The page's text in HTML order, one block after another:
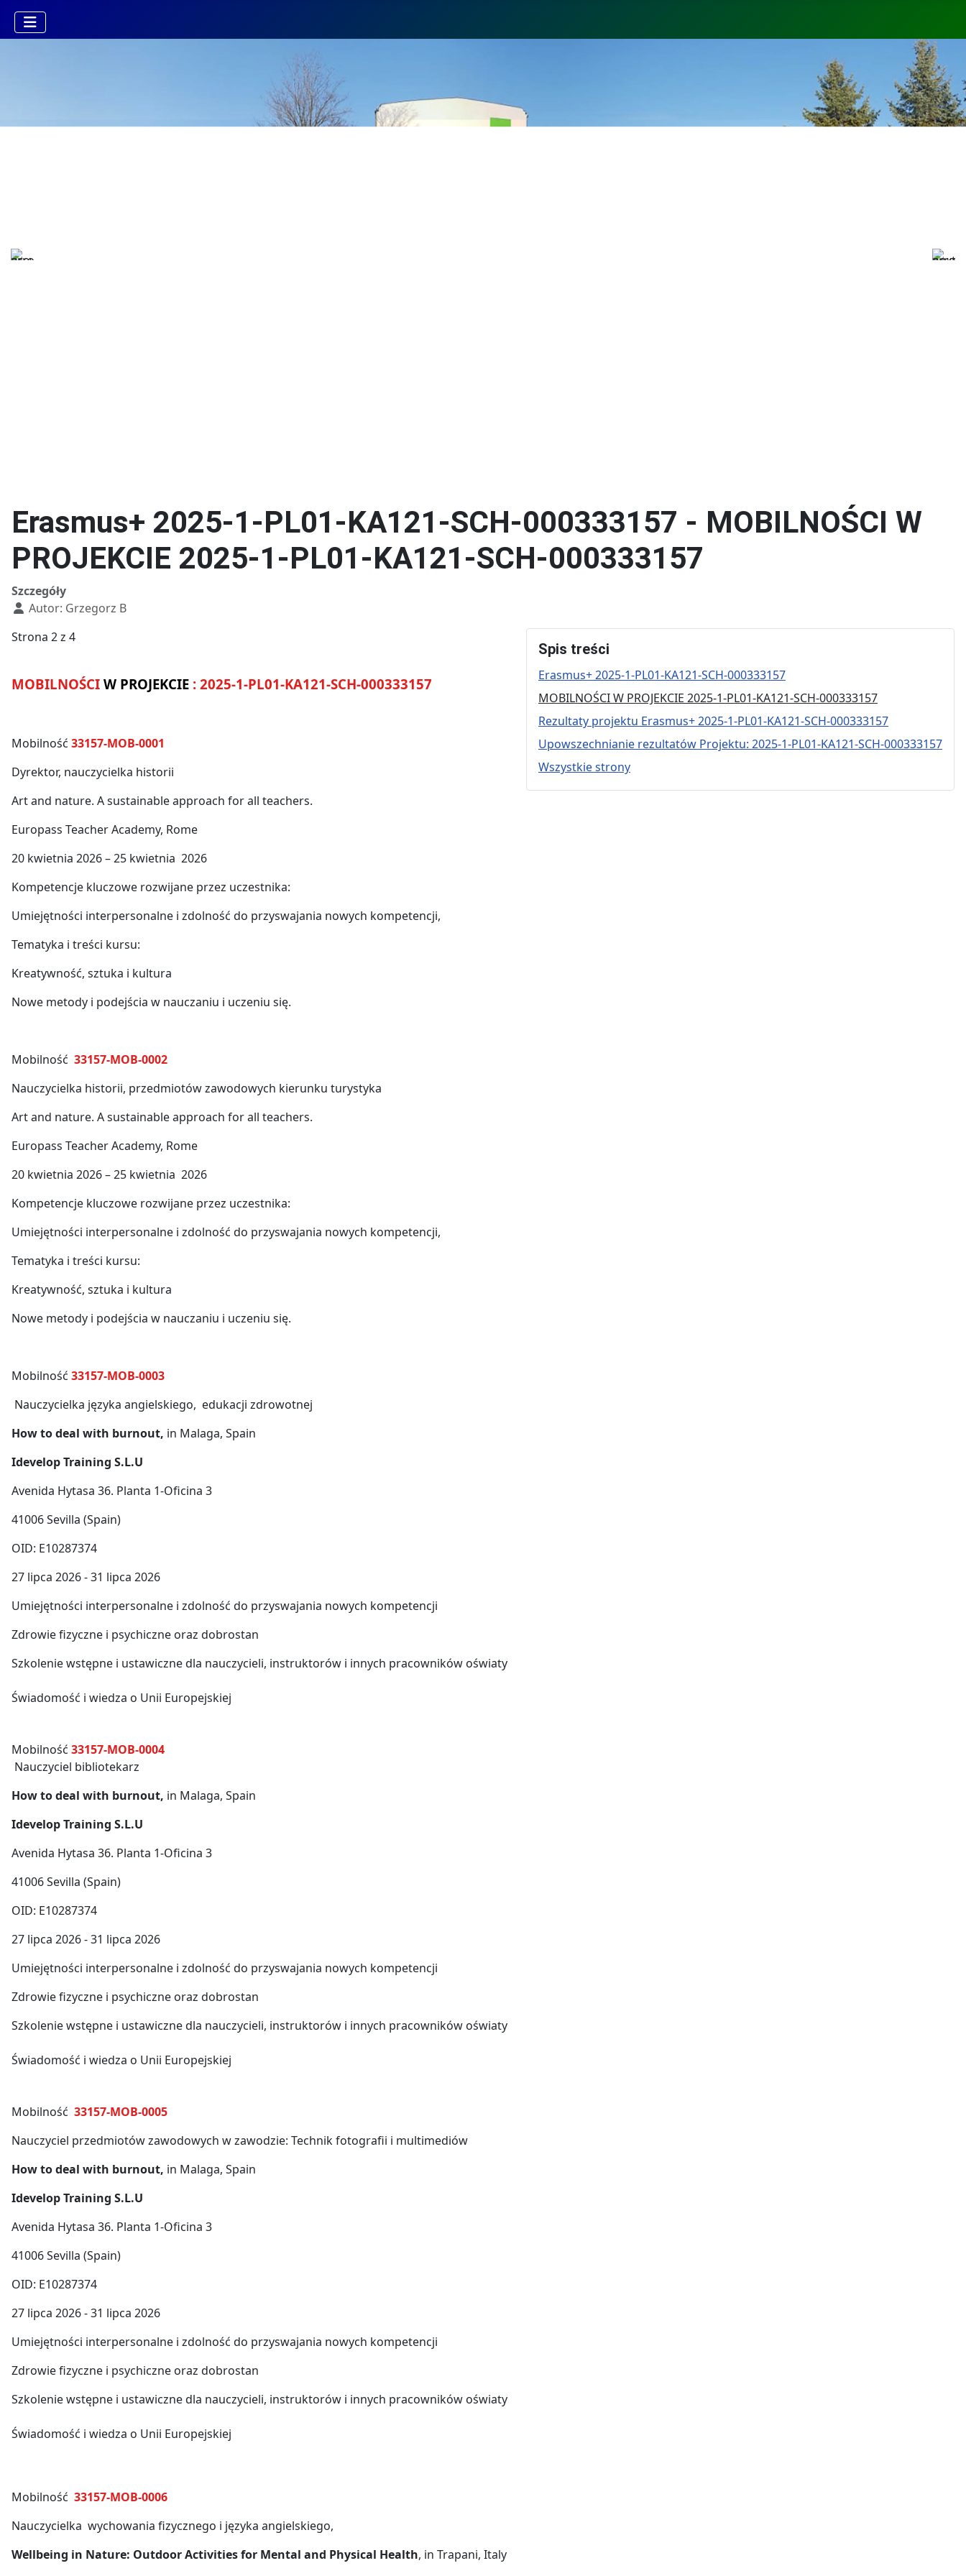
Erasmus+ 2025-1-PL01-KA121-SCH-000333157 - MOBILNOŚCI W
PROJEKCIE 2025-1-PL01-KA121-SCH-000333157
Szczegóły
Autor: Grzegorz B
Spis treści
Erasmus+ 2025-1-PL01-KA121-SCH-000333157
MOBILNOŚCI W PROJEKCIE 2025-1-PL01-KA121-SCH-000333157
Rezultaty projektu Erasmus+ 2025-1-PL01-KA121-SCH-000333157
Upowszechnianie rezultatów Projektu: 2025-1-PL01-KA121-SCH-000333157
Wszystkie strony
Strona 2 z 4
MOBILNOŚCI W PROJEKCIE : 2025-1-PL01-KA121-SCH-000333157
Mobilność 33157-MOB-0001
Dyrektor, nauczycielka historii
Art and nature. A sustainable approach for all teachers.
Europass Teacher Academy, Rome
20 kwietnia 2026 – 25 kwietnia 2026
Kompetencje kluczowe rozwijane przez uczestnika:
Umiejętności interpersonalne i zdolność do przyswajania nowych kompetencji,
Tematyka i treści kursu:
Kreatywność, sztuka i kultura
Nowe metody i podejścia w nauczaniu i uczeniu się.
Mobilność 33157-MOB-0002
Nauczycielka historii, przedmiotów zawodowych kierunku turystyka
Art and nature. A sustainable approach for all teachers.
Europass Teacher Academy, Rome
20 kwietnia 2026 – 25 kwietnia 2026
Kompetencje kluczowe rozwijane przez uczestnika:
Umiejętności interpersonalne i zdolność do przyswajania nowych kompetencji,
Tematyka i treści kursu:
Kreatywność, sztuka i kultura
Nowe metody i podejścia w nauczaniu i uczeniu się.
Mobilność 33157-MOB-0003
Nauczycielka języka angielskiego, edukacji zdrowotnej
How to deal with burnout, in Malaga, Spain
Idevelop Training S.L.U
Avenida Hytasa 36. Planta 1-Oficina 3
41006 Sevilla (Spain)
OID: E10287374
27 lipca 2026 - 31 lipca 2026
Umiejętności interpersonalne i zdolność do przyswajania nowych kompetencji
Zdrowie fizyczne i psychiczne oraz dobrostan
Szkolenie wstępne i ustawiczne dla nauczycieli, instruktorów i innych pracowników oświaty
Świadomość i wiedza o Unii Europejskiej
Mobilność 33157-MOB-0004
Nauczyciel bibliotekarz
How to deal with burnout, in Malaga, Spain
Idevelop Training S.L.U
Avenida Hytasa 36. Planta 1-Oficina 3
41006 Sevilla (Spain)
OID: E10287374
27 lipca 2026 - 31 lipca 2026
Umiejętności interpersonalne i zdolność do przyswajania nowych kompetencji
Zdrowie fizyczne i psychiczne oraz dobrostan
Szkolenie wstępne i ustawiczne dla nauczycieli, instruktorów i innych pracowników oświaty
Świadomość i wiedza o Unii Europejskiej
Mobilność 33157-MOB-0005
Nauczyciel przedmiotów zawodowych w zawodzie: Technik fotografii i multimediów
How to deal with burnout, in Malaga, Spain
Idevelop Training S.L.U
Avenida Hytasa 36. Planta 1-Oficina 3
41006 Sevilla (Spain)
OID: E10287374
27 lipca 2026 - 31 lipca 2026
Umiejętności interpersonalne i zdolność do przyswajania nowych kompetencji
Zdrowie fizyczne i psychiczne oraz dobrostan
Szkolenie wstępne i ustawiczne dla nauczycieli, instruktorów i innych pracowników oświaty
Świadomość i wiedza o Unii Europejskiej
Mobilność 33157-MOB-0006
Nauczycielka wychowania fizycznego i języka angielskiego,
Wellbeing in Nature: Outdoor Activities for Mental and Physical Health, in Trapani, Italy